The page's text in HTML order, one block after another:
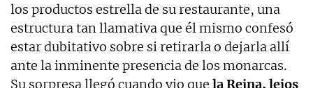
los productos estrella de su restaurante, una
estructura tan llamativa que él mismo confesó
estar dubitativo sobre si retirarla o dejarla allí
ante la inminente presencia de los monarcas.
Su sorpresa llegó cuando vio que la Reina, lejos